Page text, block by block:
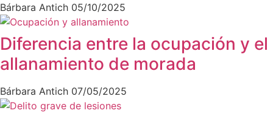
Bárbara Antich 05/10/2025
Diferencia entre la ocupación y el
allanamiento de morada
Bárbara Antich 07/05/2025